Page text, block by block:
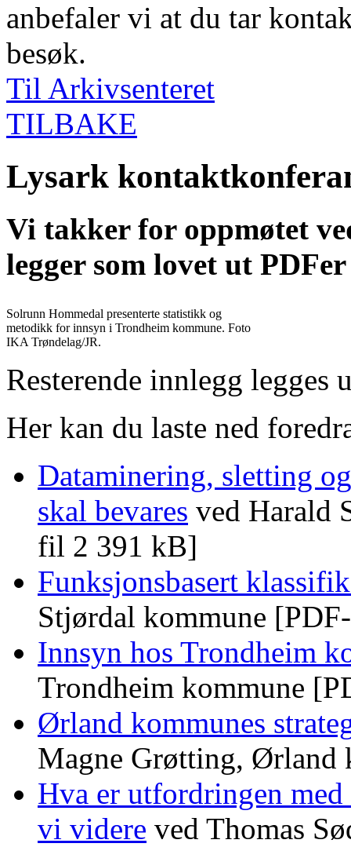
anbefaler vi at du tar
besøk.
Til Arkivsenteret
TILBAKE
Lysark
Vi takker for oppmøtet
legger som lovet ut
Solrunn Hommedal presenterte statistikk og
metodikk for innsyn i Trondheim kommune. Foto
IKA Trøndelag/JR.
Resterende innlegg legges
Her kan du laste ned
Dataminering, sletting
skal bevares ved Harald
fil 2 391 kB]
Funksjonsbasert
Stjørdal kommune
Innsyn hos Trondheim
Trondheim kommune
Ørland kommunes
Magne Grøtting,
Hva er utfordringen
vi videre ved Thomas